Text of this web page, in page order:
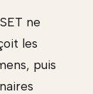
ne
les
puis